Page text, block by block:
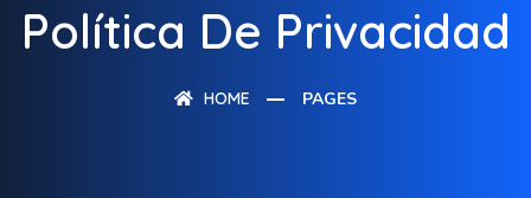
Política De Privacidad
HOME PAGES